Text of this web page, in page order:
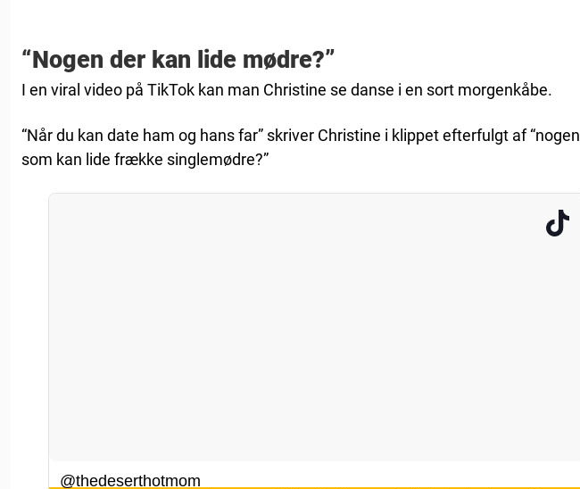
“Nogen der kan lide mødre?”
I en viral video på TikTok kan man Christine se danse i en sort morgenkåbe.
“Når du kan date ham og hans far” skriver Christine i klippet efterfulgt af “nogen
som kan lide frække singlemødre?”
@thedeserthotmom